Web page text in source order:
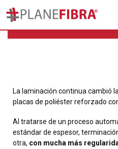
La laminación continua cambió
placas de poliéster reforzado
Al tratarse de un proceso
estándar de espesor,
otra, con mucha más